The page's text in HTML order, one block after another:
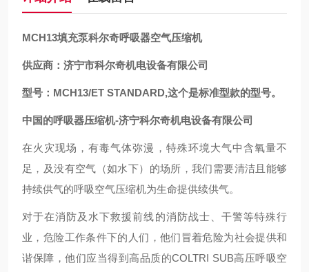
MCH13填充泵科尔奇呼吸器空气压缩机
供应商：济宁市科尔奇机电设备有限公司
型号：MCH13/ET STANDARD,这个是标准型款的型号。
中国的呼吸器压缩机-济宁科尔奇机电设备有限公司
在火灾现场，有毒气体弥漫，特殊环境大气中含氧量不
足，及没有空气（如水下）的场所，我们需要清洁且能够
持续供气的呼吸空气压缩机为生命提供续供气。
对于在消防及水下救援前线的消防战士、干警等特殊行
业，危险工作条件下的人们，他们冒着危险为社会提供和
谐保障，他们应当得到高品质的COLTRI SUB高压呼吸空